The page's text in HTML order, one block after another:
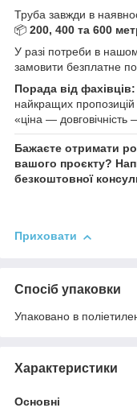
Труба завжди в
📦 200, 400 та 600
У разі потреби в
замовити безплатне
Порада від фахівців:
найкращих пропозицій
«ціна — довговічність
Бажаєте отримати
вашого проєкту?
безкоштовної
Приховати
Спосіб упаковки
Упаковано в
Характеристики
Основні